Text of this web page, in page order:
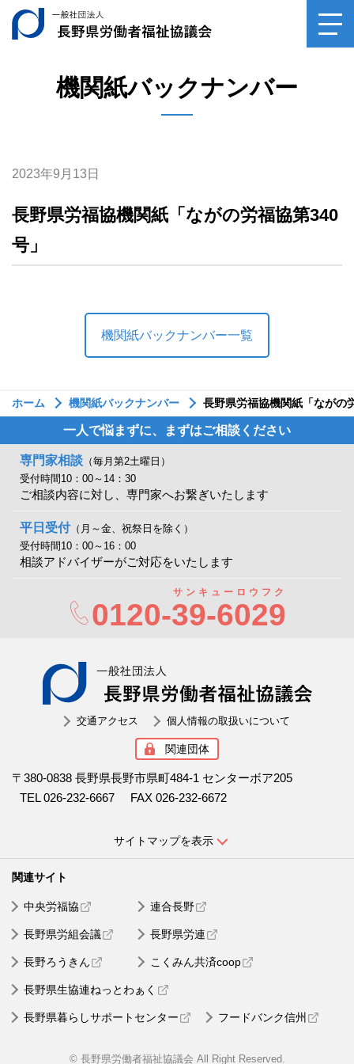
一般社団法人長野
機関紙バックナンバー
2023年9月13日
長野県労福協機関紙「ながの労福協第340
号」
機関紙バックナンバー一覧
ホーム 機関紙バックナンバー 長野県労福協機関紙「ながの
一人で悩まずに、まずはご相談ください
専門家相談 （毎月第2土曜日）
受付時間10：00～14：30
ご相談内容に対し、専門家へお繋ぎいたします
平日受付（月～金、祝祭日を除く）
受付時間10：00～16：00
相談アドバイザーがご対応をいたします
0120-39-6029
サンキューロウフク
交通アクセス 個人情報の取扱いについて
関連団体
〒380-0838 長野県長野市県町484-1 センターボア205
TEL 026-232-6667
FAX 026-232-6672
サイトマップを表示
中央労福協 連合長野
長野県労組会議 長野県労連
長野ろうきん こくみん共済coop
長野県生協連ねっとわぁく
長野県暮らしサポートセンター フードバンク信州
© 長野県労働者福祉協議会 All Right Reserved.